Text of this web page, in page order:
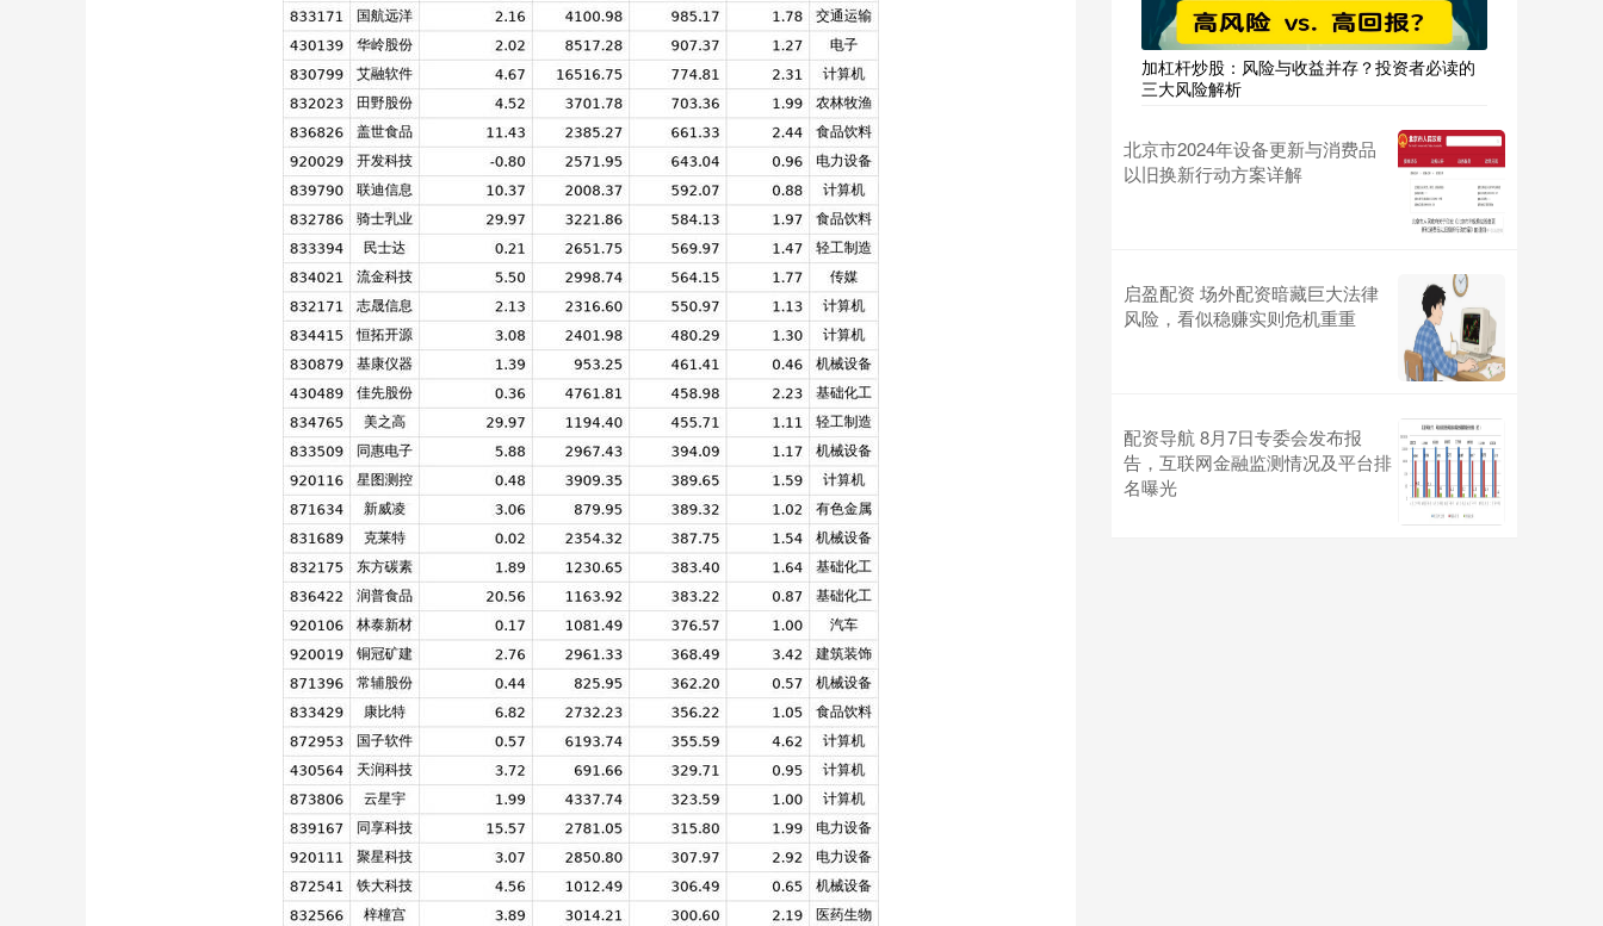
加杠杆炒股：风险与收益并存？投资者必读的
三大风险解析
北京市2024年设备更新与消费品
以旧换新行动方案详解
启盈配资 场外配资暗藏巨大法律
风险，看似稳赚实则危机重重
配资导航 8月7日专委会发布报
告，互联网金融监测情况及平台排
名曝光